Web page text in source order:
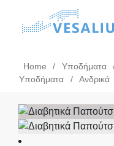
Home / Υποδήματα
Υποδήματα
/ Ανδρικά